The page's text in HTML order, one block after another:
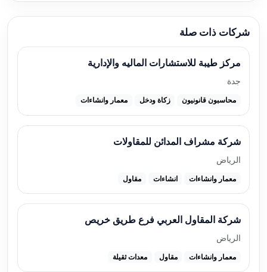
شركات ذات صلة
مركز طيبة للاستشارات الماليه والإدارية
جدة
محاسبون قانونيون زكاة ودخل معمار وانشاءات
شركة مشراف المدائن للمقاولات
الرياض
معمار وانشاءات انشاءات مقاول
شركة المقاول العربي فرع طريق خريص
الرياض
معمار وانشاءات مقاول معدات ثقيلة